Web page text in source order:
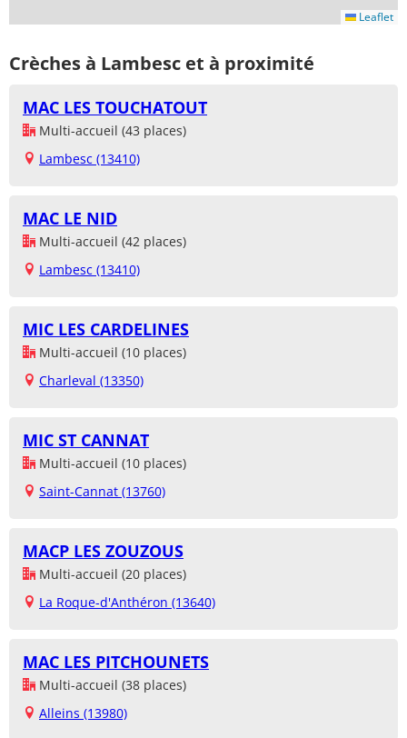
Leaflet
Crèches à Lambesc et à proximité
MAC LES TOUCHATOUT
Multi-accueil (43 places)
Lambesc (13410)
MAC LE NID
Multi-accueil (42 places)
Lambesc (13410)
MIC LES CARDELINES
Multi-accueil (10 places)
Charleval (13350)
MIC ST CANNAT
Multi-accueil (10 places)
Saint-Cannat (13760)
MACP LES ZOUZOUS
Multi-accueil (20 places)
La Roque-d'Anthéron (13640)
MAC LES PITCHOUNETS
Multi-accueil (38 places)
Alleins (13980)